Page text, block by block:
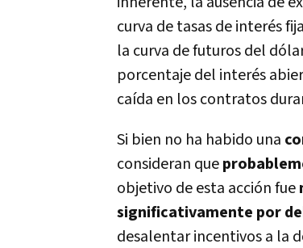
curva de tasas de interés
la curva de futuros del
porcentaje del interés
caída en los contratos
Si bien no ha habido una
consideran que
objetivo de esta acción fue
significativamente por
desalentar incentivos a la